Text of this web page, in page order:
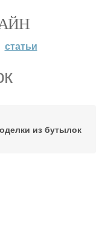
статьи
из бутылок